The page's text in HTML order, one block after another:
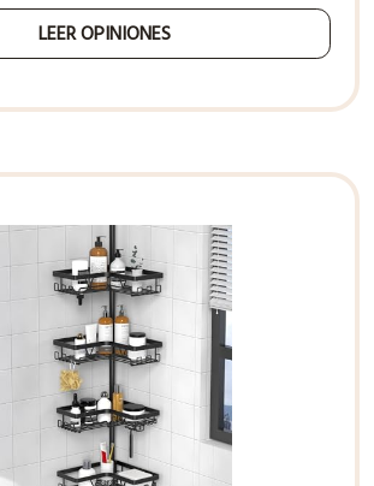
LEER OPINIONES